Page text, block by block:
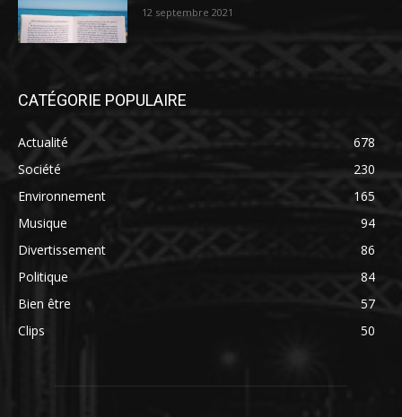
12 septembre 2021
CATÉGORIE POPULAIRE
Actualité
678
Société
230
Environnement
165
Musique
94
Divertissement
86
Politique
84
Bien être
57
Clips
50